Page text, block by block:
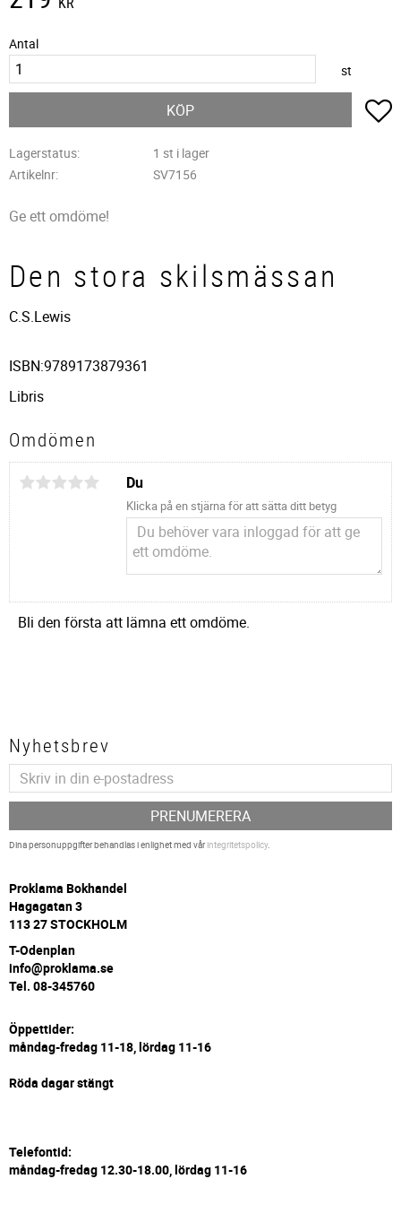
Antal
st
KÖP
Lagerstatus
1 st i lager
Artikelnr
SV7156
Ge ett omdöme!
Den stora skilsmässan
C.S.Lewis
ISBN:9789173879361
Libris
Omdömen
Du
Klicka på en stjärna för att sätta ditt betyg
Bli den första att lämna ett omdöme.
Nyhetsbrev
PRENUMERERA
Dina personuppgifter behandlas i enlighet med vårintegritetspolicy.
Proklama Bokhandel
Hagagatan 3
113 27 STOCKHOLM
T-Odenplan
info@proklama.se
Tel. 08-345760
Öppettider:
måndag-fredag 11-18, lördag 11-16
Röda dagar stängt
Telefontid:
måndag-fredag 12.30-18.00, lördag 11-16